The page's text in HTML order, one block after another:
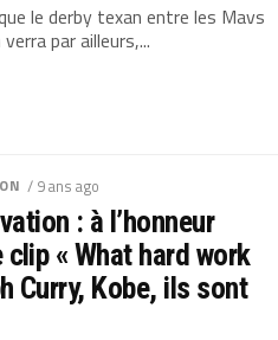
le derby texan entre les Mavs
par ailleurs,...
/ 9 ans ago
: à l’honneur
clip « What hard work
Curry, Kobe, ils sont